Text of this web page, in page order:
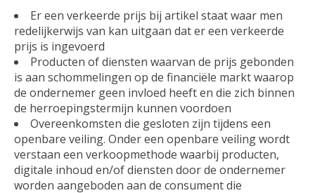
Er een verkeerde prijs bij artikel staat waar men
redelijkerwijs van kan uitgaan dat er een verkeerde
prijs is ingevoerd
Producten of diensten waarvan de prijs gebonden
is aan schommelingen op de financiële markt waarop
de ondernemer geen invloed heeft en die zich binnen
de herroepingstermijn kunnen voordoen
Overeenkomsten die gesloten zijn tijdens een
openbare veiling. Onder een openbare veiling wordt
verstaan een verkoopmethode waarbij producten,
digitale inhoud en/of diensten door de ondernemer
worden aangeboden aan de consument die